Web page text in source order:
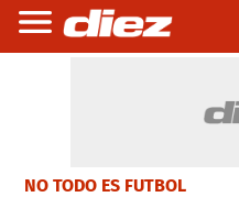
NO TODO ES FUTBOL